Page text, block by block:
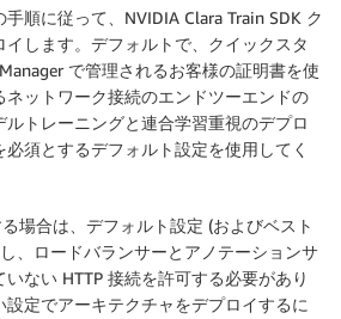
手順に従って、NVIDIA Clara Train SDK ク
します。デフォルトで、クイックスタ
で管理されるお客様の証明書を使
ネットワーク接続のエンドツーエンドの
トレーニングと連合学習重視のデプロ
須とするデフォルト設定を使用してく
場合は、デフォルト設定 (およびベスト
、ロードバランサーとアノテーションサ
ない HTTP 接続を許可する必要があり
設定でアーキテクチャをデプロイするに